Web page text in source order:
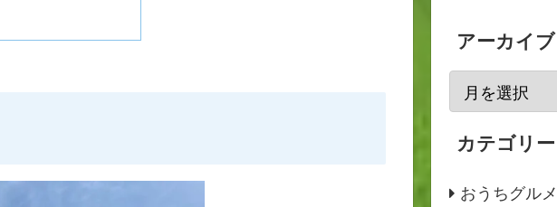
アーカイブ
カテゴリー
おうちグルメ